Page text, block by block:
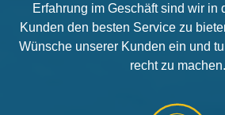
Erfahrung im Geschäft sind wir in
Kunden den besten Service zu
Wünsche unserer Kunden ein und
recht zu machen.